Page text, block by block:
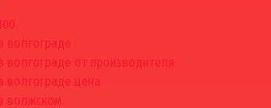
волгограде
волгограде от производителя
волгограде цена
волжском